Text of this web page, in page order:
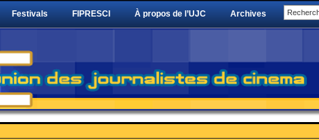
Festivals FIPRESCI À propos de l’UJC Archives